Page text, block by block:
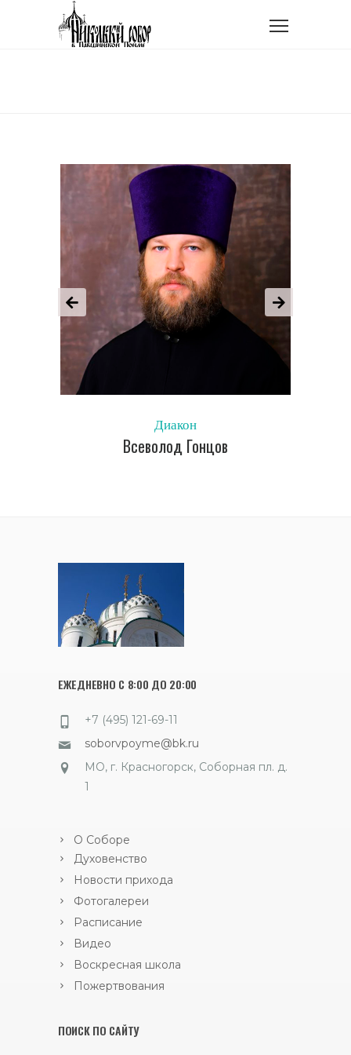
Диакон
Всеволод Гонцов
ЕЖЕДНЕВНО С 8:00 ДО 20:00
+7 (495) 121-69-11
soborvpoyme@bk.ru
МО, г. Красногорск, Соборная пл. д.
1
О Соборе
Духовенство
Новости прихода
Фотогалереи
Расписание
Видео
Воскресная школа
Пожертвования
ПОИСК ПО САЙТУ